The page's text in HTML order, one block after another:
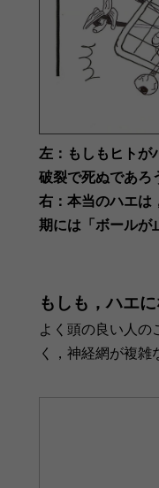
左：もしもヒトが
破裂で死ぬであろ
右：本当のハエは
期には「ボールが
もしも，ハエ
よく頭の良い人の
く，神経網が複雑